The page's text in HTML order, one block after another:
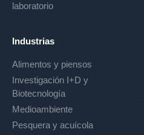
laboratorio
Industrias
Alimentos y piensos
Investigación I+D y
Biotecnología
Medioambiente
Pesquera y acuícola